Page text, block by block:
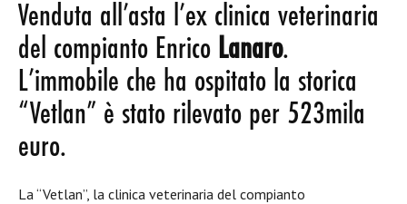
Venduta all’asta l’ex clinica veterinaria
del compianto Enrico Lanaro.
L’immobile che ha ospitato la storica
“Vetlan” è stato rilevato per 523mila
euro.
La “Vetlan”, la clinica veterinaria del compianto